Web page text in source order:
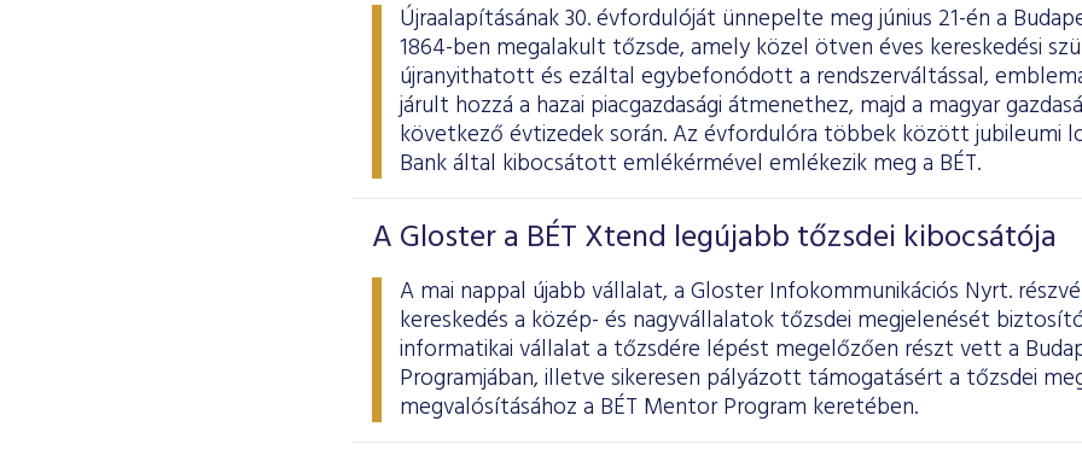
Újraalapításának 30. évfordulóját ünnepelte meg június 21-én a
1864-ben megalakult tőzsde, amely közel ötven éves kereskedési
újranyithatott és ezáltal egybefonódott a rendszerváltással,
járult hozzá a hazai piacgazdasági átmenethez, majd a magyar
következő évtizedek során. Az évfordulóra többek között jubileumi
Bank által kibocsátott emlékérmével emlékezik meg a BÉT.
A Gloster a BÉT Xtend legújabb tőzsdei kibocsátója
A mai nappal újabb vállalat, a Gloster Infokommunikációs Nyrt.
kereskedés a közép- és nagyvállalatok tőzsdei megjelenését
informatikai vállalat a tőzsdére lépést megelőzően részt vett a
Programjában, illetve sikeresen pályázott támogatásért a tőzsdei
megvalósításához a BÉT Mentor Program keretében.